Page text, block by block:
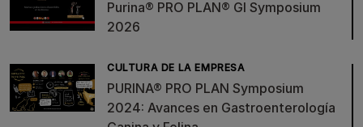
Purina® PRO PLAN® GI Symposium
2026
CULTURA DE LA EMPRESA
PURINA® PRO PLAN Symposium
2024: Avances en Gastroenterología